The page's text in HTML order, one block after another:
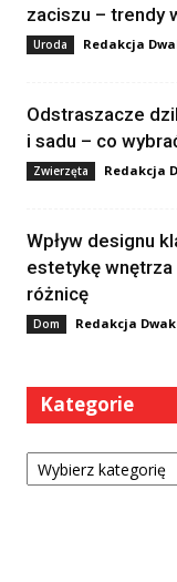
zaciszu – trendy
Uroda Redakcja
Odstraszacze
i sadu – co
Zwierzęta Redakcja
Wpływ designu
estetykę
różnicę
Dom Redakcja
Kategorie
Kategorie